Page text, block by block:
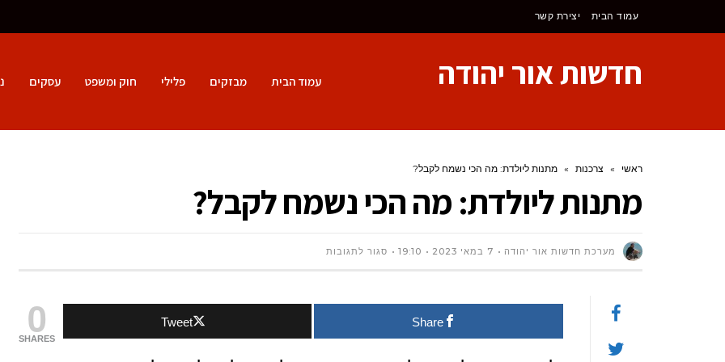
עמוד הבית יצירת קשר
חדשות אור יהודה עמוד הבית מבזקים פלילי חוק ומשפט עסקים
ראשי » צרכנות » מתנות ליולדת: מה הכי נשמח לקבל?
מתנות ליולדת: מה הכי נשמח לקבל?
מערכת חדשות אור יהודה 7 במאי 2023 19:10 סגור לתגובותעל
0
SHARES
Share
Tweet